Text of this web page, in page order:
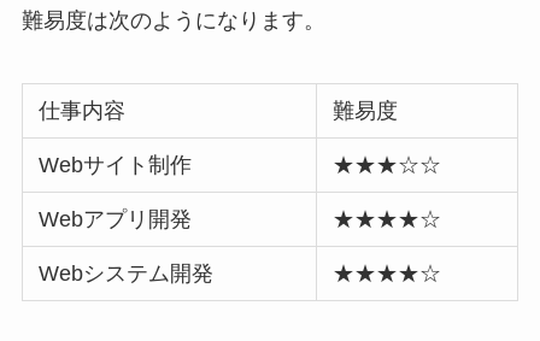
難易度は次のようになります。
仕事内容 難易度
Webサイト制作 ★★★☆☆
Webアプリ開発 ★★★★☆
Webシステム開発 ★★★★☆